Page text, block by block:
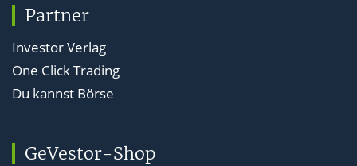
Partner
Investor Verlag
One Click Trading
Du kannst Börse
GeVestor-Shop